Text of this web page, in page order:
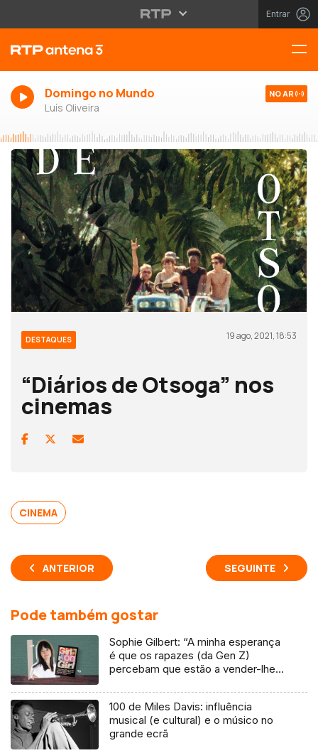
Entrar
Domingo no Mundo
Luís Oliveira
NO AR
DESTAQUES 19 ago, 2021, 18:53
“Diários de Otsoga” nos
cinemas
CINEMA
ANTERIOR SEGUINTE
Pode também gostar
Sophie Gilbert: “A minha esperança
é que os rapazes (da Gen Z)
percebam que estão a vender-lhes
100 de Miles Davis: influência
musical (e cultural) e o músico no
grande ecrã